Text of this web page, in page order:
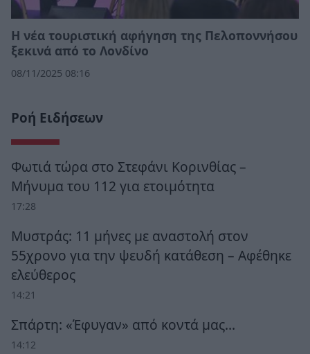
Η νέα τουριστική αφήγηση της Πελοποννήσου
ξεκινά από το Λονδίνο
08/11/2025 08:16
Ροή Ειδήσεων
Φωτιά τώρα στο Στεφάνι Κορινθίας –
Μήνυμα του 112 για ετοιμότητα
17:28
Μυστράς: 11 μήνες με αναστολή στον
55χρονο για την ψευδή κατάθεση – Αφέθηκε
ελεύθερος
14:21
Σπάρτη: «Έφυγαν» από κοντά μας…
14:12